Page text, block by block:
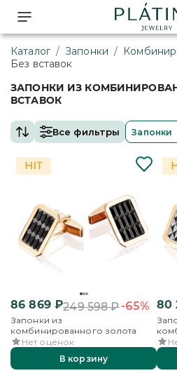
Каталог / Запонки /
Без вставок
ЗАПОНКИ ИЗ
ВСТАВОК
Все фильтры Запонки
86 869₽249 598₽-65%
Запонки из
комбинированного золота
Нет оценок
В корзину
80